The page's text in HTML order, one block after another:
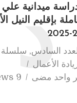
ميدانية
بإقليم النيل
السادس, سلسلة
الأعمال
واحد مضى
9 views
د